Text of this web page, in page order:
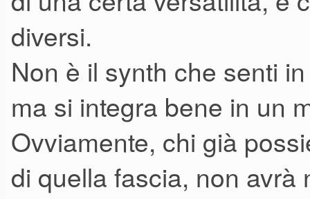
Se manca il suono di base,
effetti che tengano.
In questo caso, il P-800 se
Uscita mono.
Come nei vecchi synth: per
Oltretutto, "stereoizzare" un
diversi.
Non è il synth che senti
ma si integra bene in un
Ovviamente, chi già
di quella fascia, non